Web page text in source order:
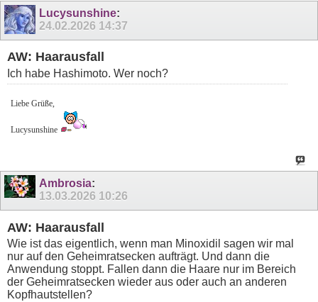
Lucysunshine:
24.02.2026 14:37
AW: Haarausfall
Ich habe Hashimoto. Wer noch?
Liebe Grüße,
Lucysunshine
Ambrosia:
13.03.2026 10:26
AW: Haarausfall
Wie ist das eigentlich, wenn man Minoxidil sagen wir mal
nur auf den Geheimratsecken aufträgt. Und dann die
Anwendung stoppt. Fallen dann die Haare nur im Bereich
der Geheimratsecken wieder aus oder auch an anderen
Kopfhautstellen?